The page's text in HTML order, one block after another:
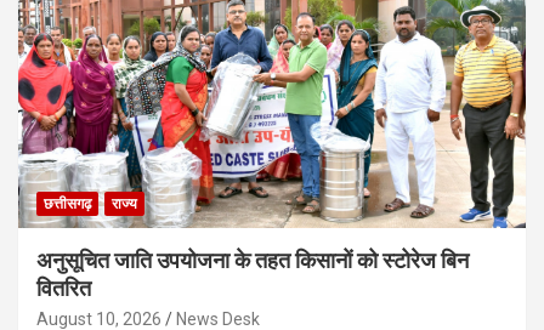
छत्तीसगढ़ राज्य
अनुसूचित जाति उपयोजना के तहत किसानों को स्टोरेज बिन
वितरित
August 10, 2026 News Desk